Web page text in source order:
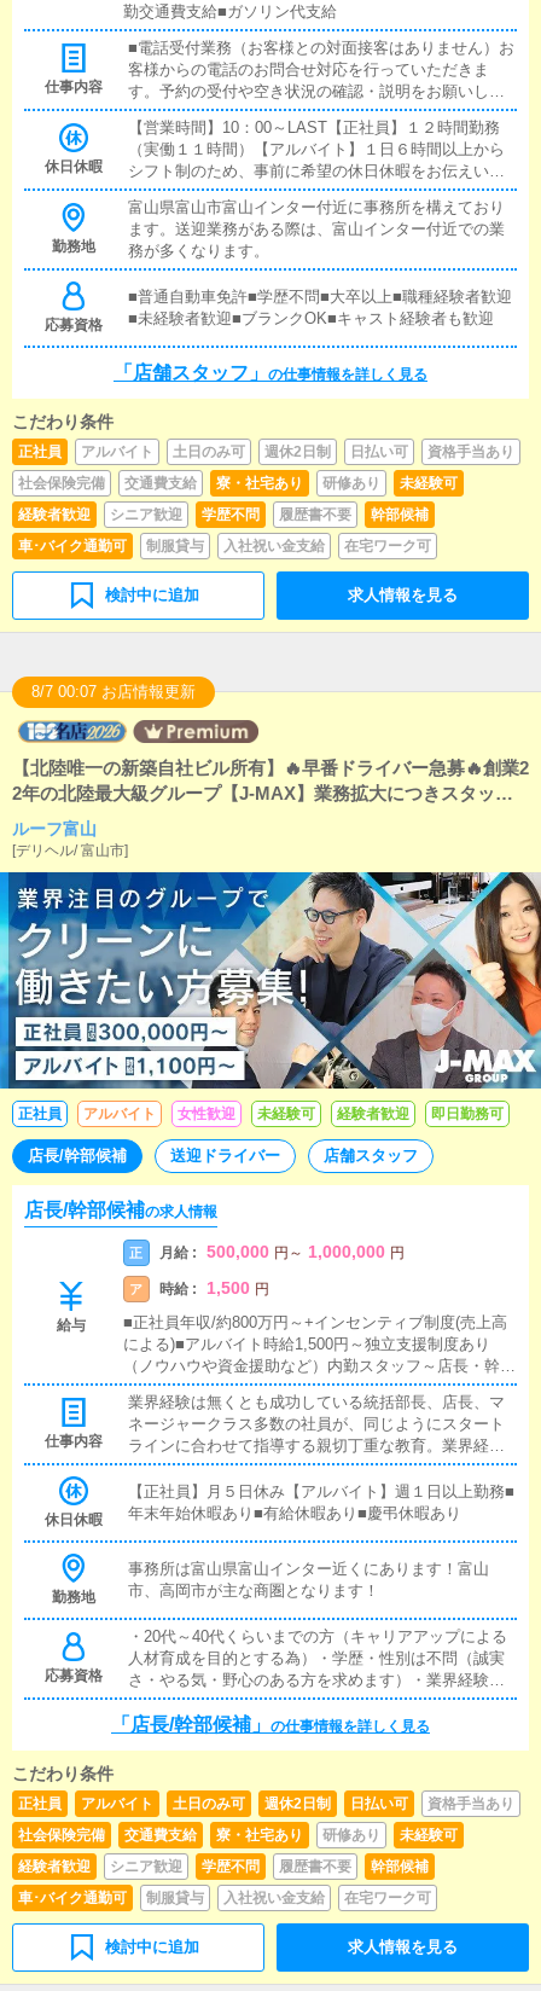
勤交通費支給■ガソリン代支給
仕事内容
■電話受付業務（お客様との対面接客はありません）お
客様からの電話のお問合せ対応を行っていただきま
す。予約の受付や空き状況の確認・説明をお願いしま
す。予約の確定後はキャストやドライバーに通達しま
す。簡単なマニュアルや先輩スタッフに気軽に聞ける
環境ですので、未経験でも安心して働けます。■企画の
立案店舗イベントや店舗運営など様々な企画を提案し
ていただきます。【新規のお客様の増加】【お客様の
リピート率の向上】【キャストの方の入店数の増加】
など、売上UPに繋がる施策の提案を行っていただきま
す。■キャスト管理お店で働いていただいているキャス
トの方が稼げるようにインターネットを使ったPR（写
メ日記）などの使い方などのアドバイスを行っていた
だきます。■PC更新業務ヘブンネットなど、ポータル
サイト等の店舗情報更新作業を行っていただきます。
キャストの出勤情報やイベント、求人ブログの作成と
なります。基本的にはボタンを押すだけや、ブログの
Cが苦手な人でも簡単にできます。■清掃・備品管理お
客様やキャストの方に快適にお過ごしいただくため、
店内の清掃や備品の管理・補充を行っていただきま
す。
休日休暇
【営業時間】10：00～LAST【正社員】１２時間勤務
（実働１１時間）【アルバイト】１日６時間以上から
シフト制のため、事前に希望の休日休暇をお伝えいた
だければ希望日の取得も可能です！
勤務地
富山県富山市富山インター付近に事務所を構えており
ます。送迎業務がある際は、富山インター付近での業
務が多くなります。
応募資格
■普通自動車免許■学歴不問■大卒以上■職種経験者歓迎
■未経験者歓迎■ブランクOK■キャスト経験者も歓迎
「店舗スタッフ」 の仕事情報を詳しく見る
こだわり条件
正社員 アルバイト 土日のみ可 週休2日制 日払い可
資格手当あり
社会保険完備
交通費支給 寮・社宅あり 研修あり
未経験可
経験者歓迎
シニア歓迎 学歴不問 履歴書不要
幹部候補
車･バイク通勤可
制服貸与 入社祝い金支給 在宅ワーク可
検討中に追加 求人情報を見る
8/7 00:07 お店情報更新
【北陸唯一の新築自社ビル所有】🔥早番ドライバー急募🔥創業2
2年の北陸最大級グループ【J-MAX】業務拡大につきスタッフ
大募集中！
ルーフ富山
[デリヘル/富山市]
正社員 アルバイト 女性歓迎 未経験可 経験者歓迎 即日勤務可
店長/幹部候補 送迎ドライバー 店舗スタッフ
店長/幹部候補の求人情報
給与
正 月給 : 500,000 円 ～ 1,000,000 円
ア 時給 : 1,500 円
■正社員年収/約800万円～+インセンティブ制度(売上高
による)■アルバイト時給1,500円～独立支援制度あり
（ノウハウや資金援助など）内勤スタッフ～店長・幹部
補佐～を経て頂きます
仕事内容
業界経験は無くとも成功している統括部長、店長、マ
ネージャークラス多数の社員が、同じようにスタート
ラインに合わせて指導する親切丁重な教育。業界経験
者・能力のある方は、現在の能力分析をプロの幹部が
いち早く幹部クラスになれるようにご指導致します。2
0歳～50歳位迄の方
休日休暇
【正社員】月５日休み【アルバイト】週１日以上勤務■
年末年始休暇あり■有給休暇あり■慶弔休暇あり
勤務地
事務所は富山県富山インター近くにあります！富山
市、高岡市が主な商圏となります！
応募資格
・20代～40代くらいまでの方（キャリアアップによる
人材育成を目的とする為）・学歴・性別は不問（誠実
さ・やる気・野心のある方を求めます）・業界経験は
不問【店長/幹部候補】職は絶対的に”やる気”が必要で
す！「この業界でやっていくことを決めた！」「絶対
が有利ですし、即戦力です。他県、他グループで培っ
た知識や経験を是非活かして欲しいです！もし未経験
だった場合はかなり勉強は必要になります。業界の
事、売上の事、女性管理の事、PC操作の事などなど…
覚えないといけない知識は大量にあり、恐らく最初は
かなり大変です。ただ、本人のやる気や将来自分に待
えるのであれば是非一緒に頑張って欲しいです！
「店長/幹部候補」 の仕事情報を詳しく見る
こだわり条件
正社員 アルバイト 土日のみ可 週休2日制 日払い可
資格手当あり
社会保険完備
交通費支給 寮・社宅あり 研修あり
未経験可
経験者歓迎
シニア歓迎 学歴不問 履歴書不要
幹部候補
車･バイク通勤可
制服貸与 入社祝い金支給 在宅ワーク可
検討中に追加 求人情報を見る